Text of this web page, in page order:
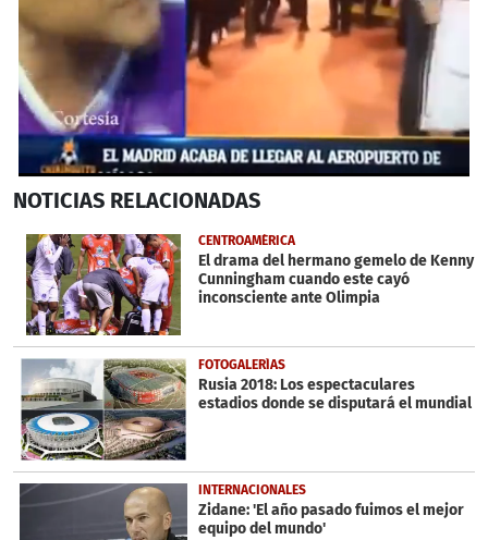
seconds
1
minute,
20
seconds
NOTICIAS RELACIONADAS
CENTROAMÉRICA
El drama del hermano gemelo de Kenny
Cunningham cuando este cayó
inconsciente ante Olimpia
FOTOGALERÍAS
Rusia 2018: Los espectaculares
estadios donde se disputará el mundial
INTERNACIONALES
Zidane: 'El año pasado fuimos el mejor
equipo del mundo'